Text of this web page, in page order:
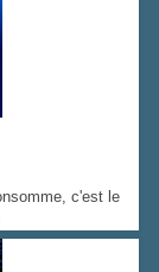
c'est le